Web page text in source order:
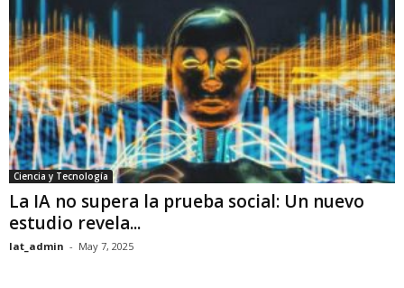
Ciencia y Tecnología
La IA no supera la prueba social: Un nuevo
estudio revela...
lat_admin - May 7, 2025